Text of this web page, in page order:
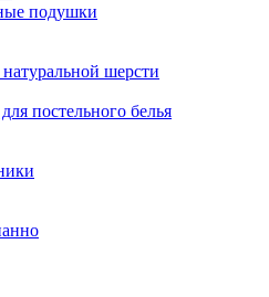
подушки
шерсти
постельного белья